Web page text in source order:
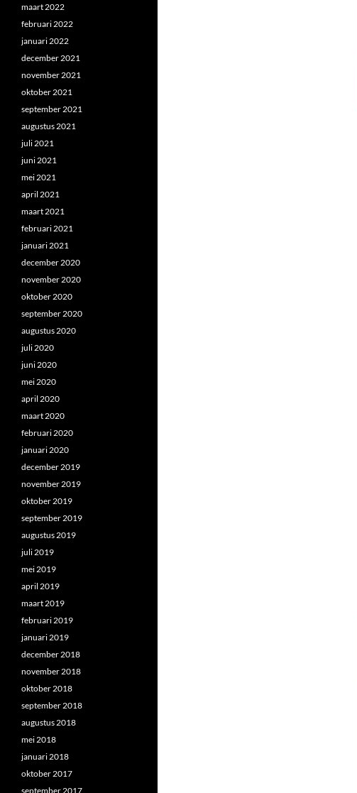
maart 2022
februari 2022
januari 2022
december 2021
november 2021
oktober 2021
september 2021
augustus 2021
juli 2021
juni 2021
mei 2021
april 2021
maart 2021
februari 2021
januari 2021
december 2020
november 2020
oktober 2020
september 2020
augustus 2020
juli 2020
juni 2020
mei 2020
april 2020
maart 2020
februari 2020
januari 2020
december 2019
november 2019
oktober 2019
september 2019
augustus 2019
juli 2019
mei 2019
april 2019
maart 2019
februari 2019
januari 2019
december 2018
november 2018
oktober 2018
september 2018
augustus 2018
mei 2018
januari 2018
oktober 2017
september 2017